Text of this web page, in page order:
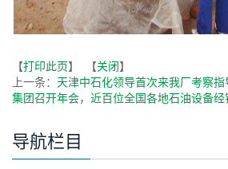
【打印此页】 【关闭】
上一条： 天津中石化领导首次来我厂考察指
集团召开年会，近百位全国各地石油设备经
导航栏目